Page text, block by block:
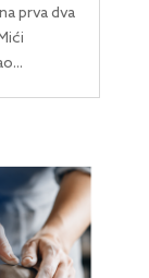
prva dva